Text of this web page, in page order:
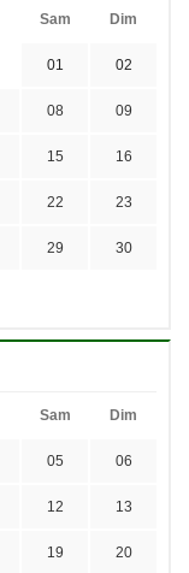
Sam Dim
01 02
08 09
15 16
22 23
29 30
Sam Dim
05 06
12 13
19 20